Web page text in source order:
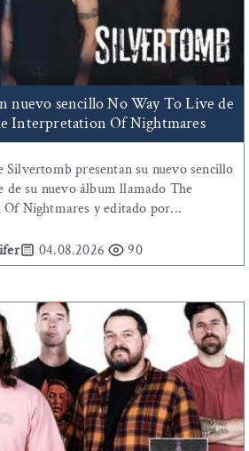
nuevo sencillo No Way To Live de
Interpretation Of Nightmares
Silvertomb presentan su nuevo sencillo
de su nuevo álbum llamado The
Nightmares y editado por...
04.08.2026 90